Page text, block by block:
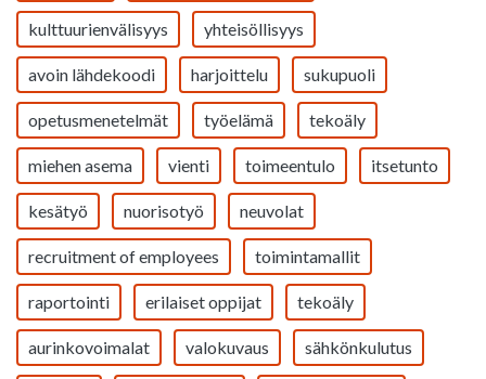
kulttuurienvälisyys yhteisöllisyys
avoin lähdekoodi harjoittelu sukupuoli
opetusmenetelmät työelämä tekoäly
miehen asema vienti toimeentulo itsetunto
kesätyö nuorisotyö neuvolat
recruitment of employees toimintamallit
raportointi erilaiset oppijat tekoäly
aurinkovoimalat valokuvaus sähkönkulutus